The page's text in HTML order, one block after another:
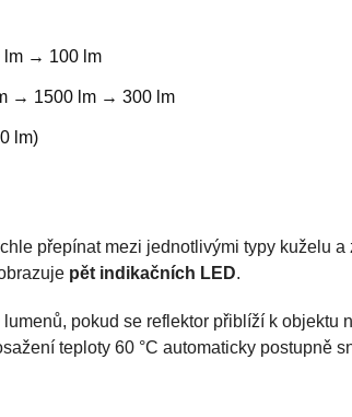
lm → 100 lm
→ 1500 lm → 300 lm
lm)
přepínat mezi jednotlivými typy kuželu
pět indikačních LED.
pokud se reflektor přiblíží k objektu
teploty 60 °C automaticky postupně